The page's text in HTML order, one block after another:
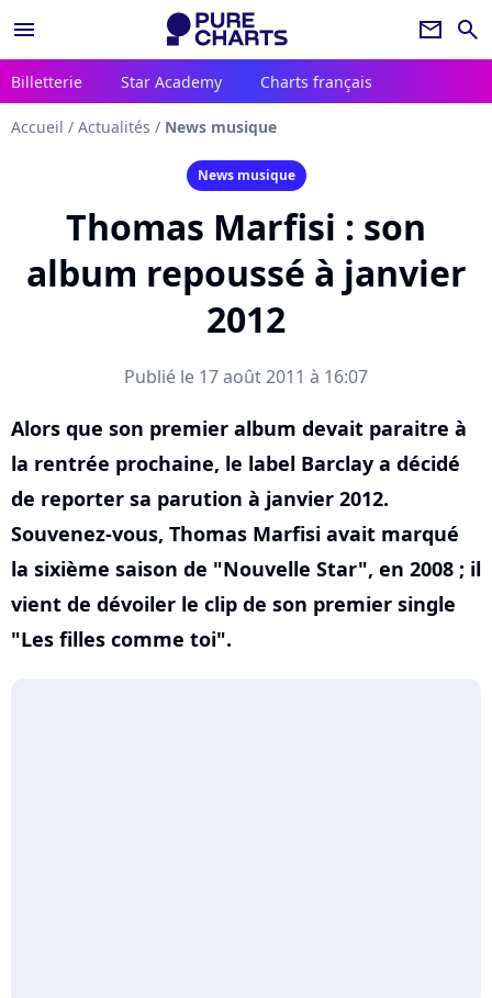
menu newsletter search
Billetterie Star Academy Charts français
Accueil / Actualités / News musique
News musique
Thomas Marfisi : son
album repoussé à janvier
2012
Publié le 17 août 2011 à 16:07
Alors que son premier album devait paraitre à
la rentrée prochaine, le label Barclay a décidé
de reporter sa parution à janvier 2012.
Souvenez-vous, Thomas Marfisi avait marqué
la sixième saison de "Nouvelle Star", en 2008 ; il
vient de dévoiler le clip de son premier single
"Les filles comme toi".